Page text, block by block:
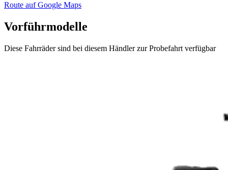
Route auf Google Maps
Vorführmodelle
Diese Fahrräder sind bei diesem Händler zur Probefahrt verfügbar